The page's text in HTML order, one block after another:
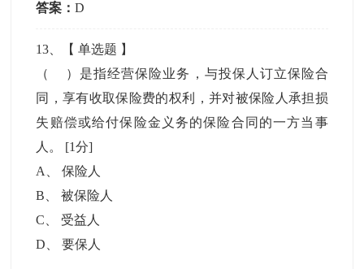
答案：D
13 、【单选题 】
（ ）是指经营保险业务，与投保人订立保险合
同，享有收取保险费的权利，并对被保险人承担损
失赔偿或给付保险金义务的保险合同的一方当事
人。 [1分]
A
、保险人
B 、被保险人
C
受益人
D 、要保人